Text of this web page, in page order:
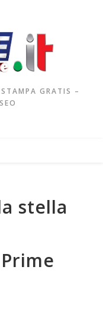
GRATIS –
stella